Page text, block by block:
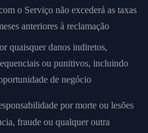
o Serviço não excederá as taxas
anteriores à reclamação
quaisquer danos indiretos,
ou punitivos, incluindo
de negócio
por morte ou lesões
fraude ou qualquer outra